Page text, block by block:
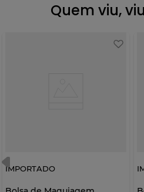
Quem viu,
IMPORTADO